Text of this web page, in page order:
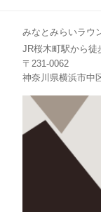
みなとみらいラウ
JR桜木町駅から徒
〒231-0062
神奈川県横浜市中